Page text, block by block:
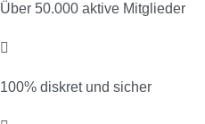
Über 50.000 aktive Mitglieder
100% diskret und sicher